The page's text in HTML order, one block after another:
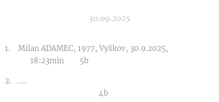
30.09.2025
1. Milan ADAMEC, 1977, Vyškov, 30.9.2025,
18:23min 5b
2. .....
4b